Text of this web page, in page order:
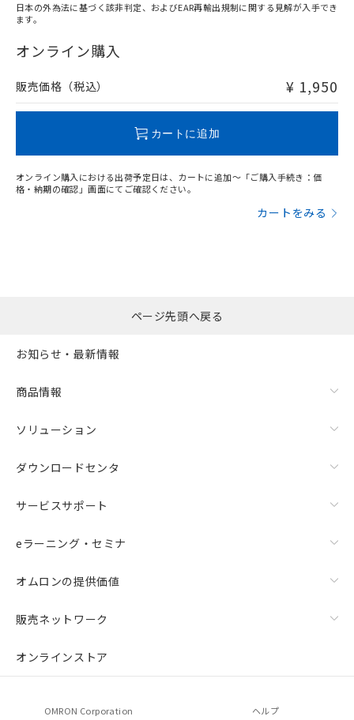
在庫等で未対応品が混在する可能性があります。
問い合わせください。
日本の外為法に基づく該非判定、およびEAR再輸出規制に関する見解が入手でき
ます。
オンライン購入
販売価格（税込） ¥ 1,950
カートに追加
オンライン購入における出荷予定日は、カートに追加～「ご購入手続き：価
格・納期の確認」画面にてご確認ください。
カートをみる
ページ先頭へ戻る
お知らせ・最新情報
商品情報
ソリューション
ダウンロードセンタ
サービスサポート
eラーニング・セミナ
オムロンの提供価値
販売ネットワーク
オンラインストア
OMRON Corporation ヘルプ